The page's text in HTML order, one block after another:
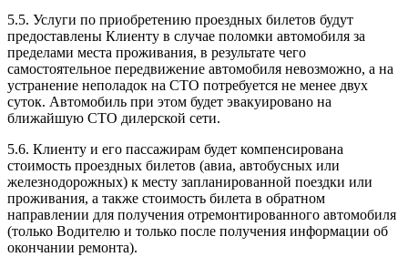
5.5. Услуги по приобретению проездных билетов будут
предоставлены Клиенту в случае поломки автомобиля за
пределами места проживания, в результате чего
самостоятельное передвижение автомобиля невозможно, а на
устранение неполадок на СТО потребуется не менее двух
суток. Автомобиль при этом будет эвакуировано на
ближайшую СТО дилерской сети.
5.6. Клиенту и его пассажирам будет компенсирована
стоимость проездных билетов (авиа, автобусных или
железнодорожных) к месту запланированной поездки или
проживания, а также стоимость билета в обратном
направлении для получения отремонтированного автомобиля
(только Водителю и только после получения информации об
окончании ремонта).